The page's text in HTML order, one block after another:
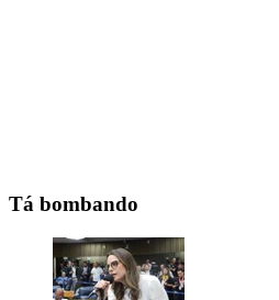
Tá bombando